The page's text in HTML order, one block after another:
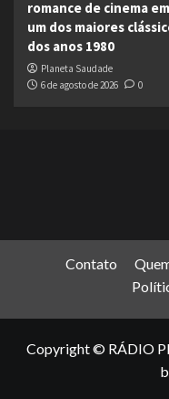
romance de cinema em
um dos maiores
dos anos 1980
Planeta Saudade
6 de agosto de 2026
0
Contato
Copyright © RÁDIO